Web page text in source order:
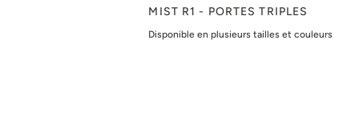
MIST R1 - PORTES TRIPLES
Disponible en plusieurs tailles et couleurs